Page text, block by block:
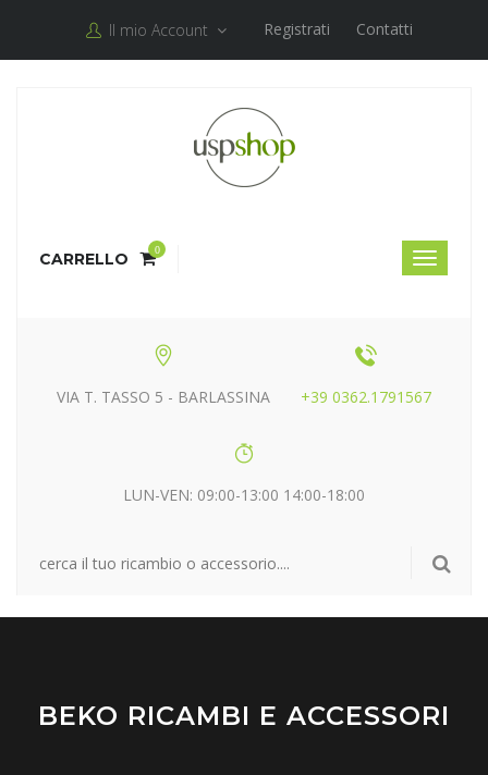
Il mio Account Registrati Contatti
CARRELLO 0
VIA T. TASSO 5 - BARLASSINA +39 0362.1791567
LUN-VEN: 09:00-13:00 14:00-18:00
BEKO RICAMBI E ACCESSORI